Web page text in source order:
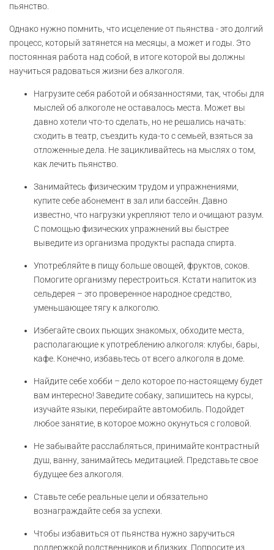
пьянство.
Однако нужно помнить, что исцеление от пьянства - это долгий
процесс, который затянется на месяцы, а может и годы. Это
постоянная работа над собой, в итоге которой вы должны
научиться радоваться жизни без алкоголя.
Нагрузите себя работой и обязанностями, так, чтобы для
мыслей об алкоголе не оставалось места. Может вы
давно хотели что-то сделать, но не решались начать:
сходить в театр, съездить куда-то с семьей, взяться за
отложенные дела. Не зацикливайтесь на мыслях о том,
как лечить пьянство.
Занимайтесь физическим трудом и упражнениями,
купите себе абонемент в зал или бассейн. Давно
известно, что нагрузки укрепляют тело и очищают разум.
С помощью физических упражнений вы быстрее
выведите из организма продукты распада спирта.
Употребляйте в пищу больше овощей, фруктов, соков.
Помогите организму перестроиться. Кстати напиток из
сельдерея – это проверенное народное средство,
уменьшающее тягу к алкоголю.
Избегайте своих пьющих знакомых, обходите места,
располагающие к употреблению алкоголя: клубы, бары,
кафе. Конечно, избавьтесь от всего алкоголя в доме.
Найдите себе хобби – дело которое по-настоящему будет
вам интересно! Заведите собаку, запишитесь на курсы,
изучайте языки, перебирайте автомобиль. Подойдет
любое занятие, в которое можно окунуться с головой.
Не забывайте расслабляться, принимайте контрастный
душ, ванну, занимайтесь медитацией. Представьте свое
будущее без алкоголя.
Ставьте себе реальные цели и обязательно
вознаграждайте себя за успехи.
Чтобы избавиться от пьянства нужно заручиться
поддержкой родственников и близких. Попросите из